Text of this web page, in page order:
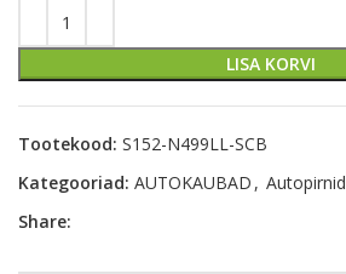
LISA KORVI
Tootekood: S152-N499LL-SCB
Kategooriad: AUTOKAUBAD , Autopirnid
Share: